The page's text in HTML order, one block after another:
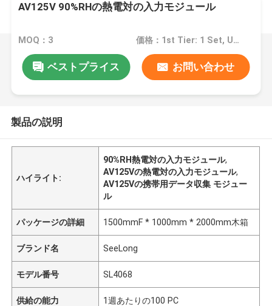
AV125V 90%RHの熱電対の入力モジュール
MOQ：3 価格：1st Tier: 1 Set, Unit Price USD 3.00 2nd Tier: 2-5 Sets, Unit Price USD 2.00 3rd Tier: Over 5 Sets, Unit Price USD 1.00
ベストプライス お問い合わせ
製品の説明
ハイライト:
90%RH熱電対の入力モジュール,
AV125Vの熱電対の入力モジュール,
AV125Vの携帯用データ収集 モジュー
ル
パッケージの詳細 1500mmF * 1000mm * 2000mm木箱
ブランド名 SeeLong
モデル番号 SL4068
供給の能力 1週あたりの100 PC